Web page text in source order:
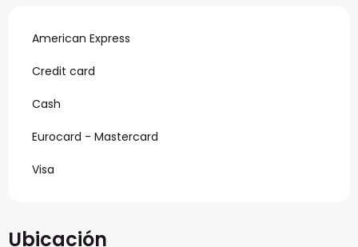
American Express
Credit card
Cash
Eurocard - Mastercard
Visa
Ubicación